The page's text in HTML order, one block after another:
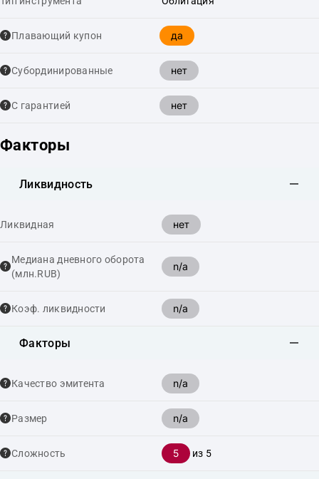
Плавающий купон да
Cубординированные нет
С гарантией нет
Факторы
Ликвидность
Ликвидная нет
Медиана дневного оборота
(млн.RUB)
n/a
Коэф. ликвидности n/a
Факторы
Качество эмитента n/a
Размер n/a
Сложность 5 из 5